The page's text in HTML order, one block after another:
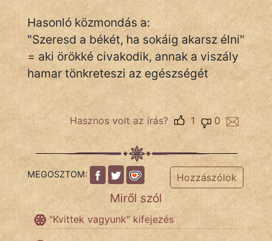
KÖZMONDÁS
PSZICHO
És
TÖRTÉNELEM
Népszerű szerzőink:
Hasonló közmondás a:
"Szeresd a békét, ha sokáig akarsz élni"
= aki örökké civakodik, annak a viszály
hamar tönkreteszi az egészségét
Hasznos volt az írás? 0
1
MEGOSZTOM: Hozzászólok
Miről szól
"Kvittek vagyunk" kifejezés